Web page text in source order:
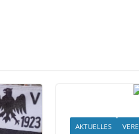
AKTUELLES